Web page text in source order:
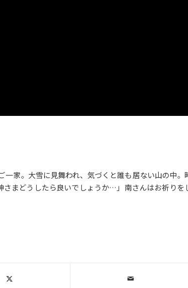
家。大雪に見舞われ、気づくと誰も居ない山の中。
まどうしたら良いでしょうか…」南さんはお祈りを